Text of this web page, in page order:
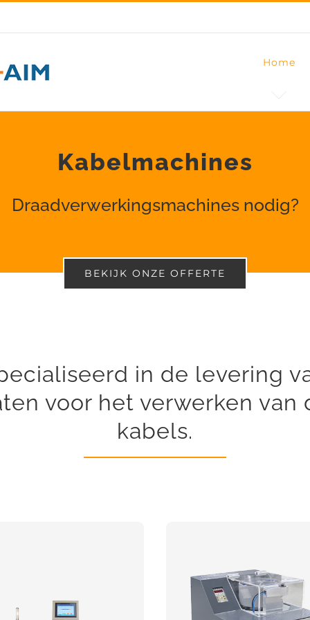
Home
Kabelmachines
Draadverwerkingsmachines nodig?
BEKIJK ONZE OFFERTE
in de levering
voor het verwerken van
kabels.
Automatische